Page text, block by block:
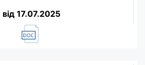
від 17.07.2025